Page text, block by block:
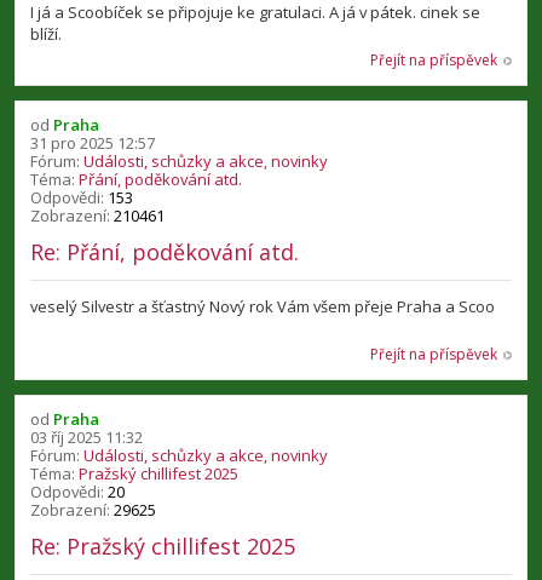
I já a Scoobíček se připojuje ke gratulaci. A já v pátek. cinek se
blíží.
Přejít na příspěvek
od Praha
31 pro 2025 12:57
Fórum: Události, schůzky a akce, novinky
Téma: Přání, poděkování atd.
Odpovědi: 153
Zobrazení: 210461
Re: Přání, poděkování atd.
veselý Silvestr a šťastný Nový rok Vám všem přeje Praha a Scoo
Přejít na příspěvek
od Praha
03 říj 2025 11:32
Fórum: Události, schůzky a akce, novinky
Téma: Pražský chillifest 2025
Odpovědi: 20
Zobrazení: 29625
Re: Pražský chillifest 2025